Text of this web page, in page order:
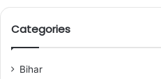
Categories
Bihar